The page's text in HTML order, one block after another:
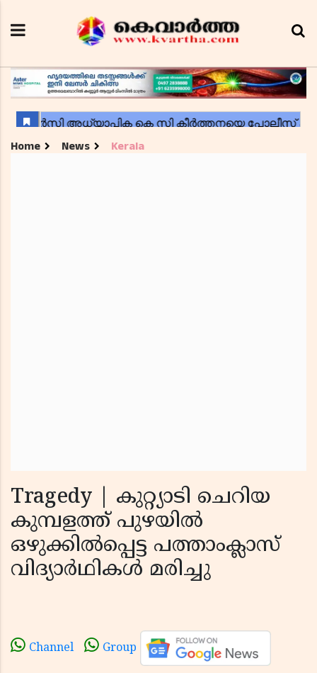
Home News Kerala
Tragedy | കുറ്റ്യാടി ചെറിയ
കുമ്പളത്ത് പുഴയില്‍
ഒഴുക്കില്‍പ്പെട്ട പത്താംക്ലാസ്
വിദ്യാര്‍ഥികള്‍ മരിച്ചു
Channel Group